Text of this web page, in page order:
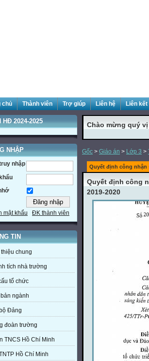
chủ Thành viên Trợ giúp Liên hệ Liên
HĐ 2024-2025
NHẬP
nhập
mật khẩu ĐK thành viên
TIN
chung
tích nhà trường
tổ chức
ngành
Đảng
đoàn trường
TNCS Hồ Chí Minh
Hồ Chí Minh
Chào mừng quý
Gốc > Giáo án > Lớp 3 >
Quyết định công nhận
Quyết định công
2019-2020